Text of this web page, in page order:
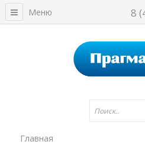
8
Меню
Главная